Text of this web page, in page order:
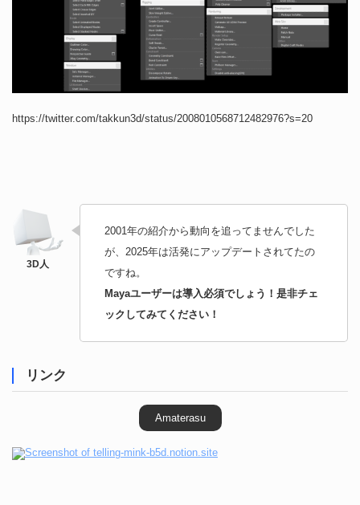
https://twitter.com/takkun3d/status/2008010568712482976?s=20
2001年の紹介から動向を追ってませんでした
が、2025年は活発にアップデートされてたの
ですね。
Mayaユーザーは導入必須でしょう！是非チェ
ックしてみてください！
リンク
Amaterasu